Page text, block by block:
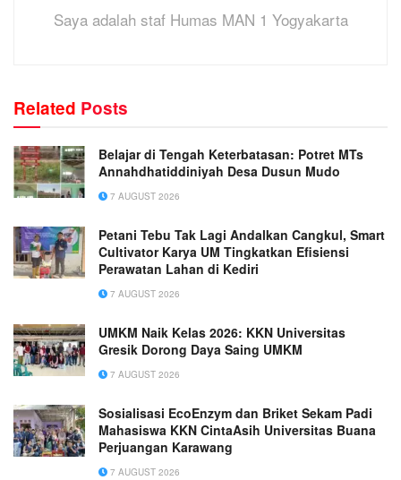
Saya adalah staf Humas MAN 1 Yogyakarta
Related Posts
Belajar di Tengah Keterbatasan: Potret MTs
Annahdhatiddiniyah Desa Dusun Mudo
7 AUGUST 2026
Petani Tebu Tak Lagi Andalkan Cangkul, Smart
Cultivator Karya UM Tingkatkan Efisiensi
Perawatan Lahan di Kediri
7 AUGUST 2026
UMKM Naik Kelas 2026: KKN Universitas
Gresik Dorong Daya Saing UMKM
7 AUGUST 2026
Sosialisasi EcoEnzym dan Briket Sekam Padi
Mahasiswa KKN CintaAsih Universitas Buana
Perjuangan Karawang
7 AUGUST 2026